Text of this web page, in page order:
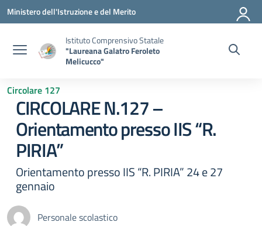
Vai ai contenuti
Vai al menu di navigazione
Vai al footer
Ministero dell'Istruzione e del Merito
Istituto Comprensivo Statale
"Laureana Galatro Feroleto
Melicucco"
Circolare 127
CIRCOLARE N.127 –
Orientamento presso IIS “R.
PIRIA”
Orientamento presso IIS “R. PIRIA” 24 e 27
gennaio
Personale scolastico